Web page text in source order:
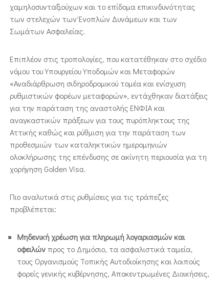
χαμηλοσυνταξιούχων και το επίδομα επικινδυνότητας
των στελεχών των Ένοπλών Δυνάμεων και των
Σωμάτων Ασφαλείας.
Επιπλέον στις τροπολογίες, που κατατέθηκαν στο σχέδιο
νόμου του Υπουργείου Υποδομών και Μεταφορών
«Αναδιάρθρωση σιδηροδρομικού τομέα και ενίσχυση
ρυθμιστικών φορέων μεταφορών», εντάχθηκαν διατάξεις
για την παράταση της αναστολής ΕΝΦΙΑ και
αναγκαστικών πράξεων για τους πυρόπληκτους της
Αττικής καθώς και ρύθμιση για την παράταση των
προθεσμιών των καταληκτικών ημερομηνιών
ολοκλήρωσης της επένδυσης σε ακίνητη περιουσία για τη
χορήγηση Golden Visa.
Πιο αναλυτικά στις ρυθμίσεις για τις τράπεζες
προβλέπεται:
Μηδενική χρέωση για πληρωμή λογαριασμών και
οφειλών προς το Δημόσιο, τα ασφαλιστικά ταμεία,
τους Οργανισμούς Τοπικής Αυτοδιοίκησης και λοιπούς
φορείς γενικής κυβέρνησης, Αποκεντρωμένες Διοικήσεις,